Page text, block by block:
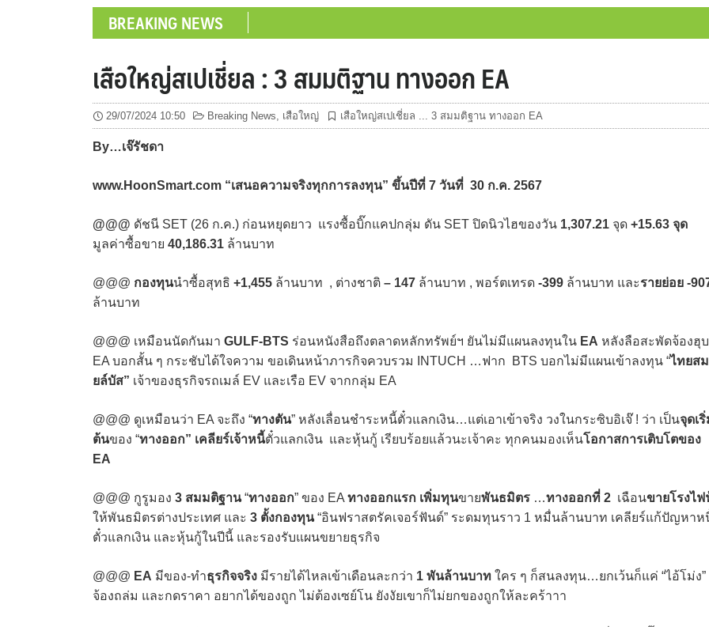
BREAKING NEWS
เสือใหญ่สเปเชี่ยล : 3 สมมติฐาน ทางออก EA
29/07/2024 10:50 Breaking News, เสือใหญ่ เสือใหญ่สเปเชี่ยล ... 3 สมมติฐาน ทางออก EA
By…เจ๊รัชดา
www.HoonSmart.com “เสนอความจริงทุกการลงทุน” ขึ้นปีที่ 7 วันที่ 30 ก.ค. 2567
@@@ ดัชนี SET (26 ก.ค.) ก่อนหยุดยาว แรงซื้อบิ๊กแคปกลุ่ม ดัน SET ปิดนิวไฮของวัน 1,307.21 จุด +15.63 จุด
มูลค่าซื้อขาย 40,186.31 ล้านบาท
@@@ กองทุนนำซื้อสุทธิ +1,455 ล้านบาท , ต่างชาติ – 147 ล้านบาท , พอร์ตเทรด -399 ล้านบาท และรายย่อย -
ล้านบาท
@@@ เหมือนนัดกันมา GULF-BTS ร่อนหนังสือถึงตลาดหลักทรัพย์ฯ ยันไม่มีแผนลงทุนใน EA หลังลือสะพัดจ้องฮุบ
EA บอกสั้น ๆ กระชับได้ใจความ ขอเดินหน้าภารกิจควบรวม INTUCH …ฟาก BTS บอกไม่มีแผนเข้าลงทุน “ไทยส
ยล์บัส” เจ้าของธุรกิจรถเมล์ EV และเรือ EV จากกลุ่ม EA
@@@ ดูเหมือนว่า EA จะถึง “ทางตัน” หลังเลื่อนชำระหนี้ตั๋วแลกเงิน…แต่เอาเข้าจริง วงในกระซิบอิเจ๊ ! ว่า เป็นจุดเ
ต้นของ “ทางออก” เคลียร์เจ้าหนี้ตั๋วแลกเงิน และหุ้นกู้ เรียบร้อยแล้วนะเจ้าคะ ทุกคนมองเห็นโอกาสการเติบโตของ
EA
@@@ กูรูมอง 3 สมมติฐาน“ทางออก” ของ EA ทางออกแรก เพิ่มทุนขายพันธมิตร …ทางออกที่ 2 เฉือนขายโรงไฟ
ให้พันธมิตรต่างประเทศ และ 3 ตั้งกองทุน“อินฟราสตรัคเจอร์ฟันด์” ระดมทุนราว 1 หมื่นล้านบาท เคลียร์แก้ปัญหาห
ตั๋วแลกเงิน และหุ้นกู้ในปีนี้ และรองรับแผนขยายธุรกิจ
@@@ EA มีของ-ทำธุรกิจจริง มีรายได้ไหลเข้าเดือนละกว่า 1 พันล้านบาท ใคร ๆ ก็สนลงทุน…ยกเว้นก็แค่ “ไอ้โม่ง”
จ้องถล่ม และกดราคา อยากได้ของถูก ไม่ต้องเซย์โน ยังงัยเขาก็ไม่ยกของถูกให้ละคร้าาา